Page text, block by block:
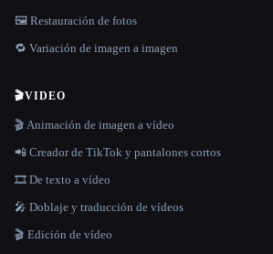
🖼️ Restauración de fotos
🔁 Variación de imagen a imagen
🎬VIDEO
🎬 Animación de imagen a vídeo
📲 Creador de TikTok y pantalones cortos
🎞️ De texto a vídeo
🎤 Doblaje y traducción de vídeos
🎬 Edición de vídeo